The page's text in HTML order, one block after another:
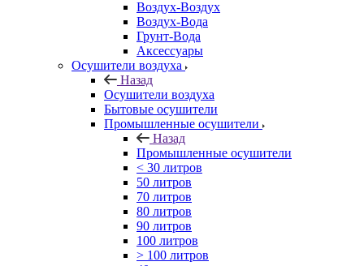
Воздух-Воздух
Воздух-Вода
Грунт-Вода
Аксессуары
Осушители воздуха
Назад
Осушители воздуха
Бытовые осушители
Промышленные осушители
Назад
Промышленные осушители
< 30 литров
50 литров
70 литров
80 литров
90 литров
100 литров
> 100 литров